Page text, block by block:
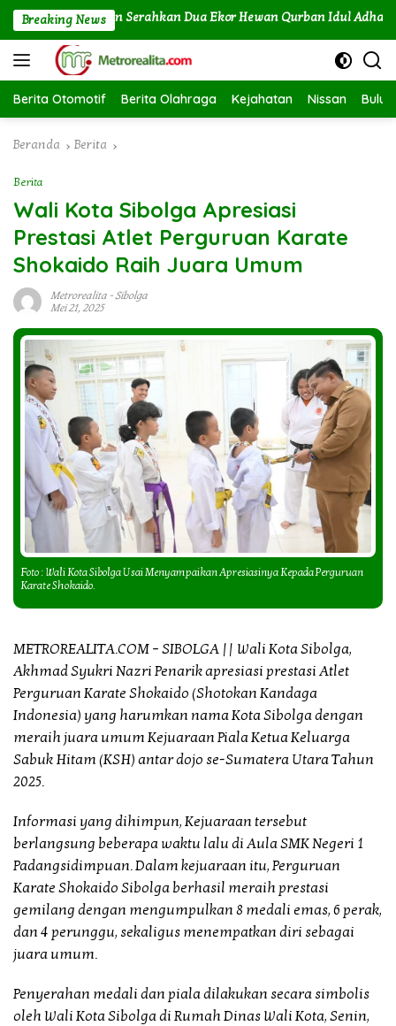
Langsung
Breaking News
Angin Serahkan Dua Ekor Hewan Qurban Idul Adha 1447H/
Berita Otomotif Berita Olahraga Kejahatan Nissan
Beranda Berita
Berita
Wali Kota Sibolga Apresiasi
Prestasi Atlet Perguruan Karate
Shokaido Raih Juara Umum
Metrorealita -Sibolga
Mei 21, 2025
Foto : Wali Kota Sibolga Usai Menyampaikan Apresiasinya Kepada Perguruan
Karate Shokaido.
METROREALITA.COM – SIBOLGA || Wali Kota Sibolga,
Akhmad Syukri Nazri Penarik apresiasi prestasi Atlet
Perguruan Karate Shokaido (Shotokan Kandaga
Indonesia) yang harumkan nama Kota Sibolga dengan
meraih juara umum Kejuaraan Piala Ketua Keluarga
Sabuk Hitam (KSH) antar dojo se-Sumatera Utara Tahun
2025.
Informasi yang dihimpun, Kejuaraan tersebut
berlangsung beberapa waktu lalu di Aula SMK Negeri 1
Padangsidimpuan. Dalam kejuaraan itu, Perguruan
Karate Shokaido Sibolga berhasil meraih prestasi
gemilang dengan mengumpulkan 8 medali emas, 6 perak,
dan 4 perunggu, sekaligus menempatkan diri sebagai
juara umum.
Penyerahan medali dan piala dilakukan secara simbolis
oleh Wali Kota Sibolga di Rumah Dinas Wali Kota, Senin,